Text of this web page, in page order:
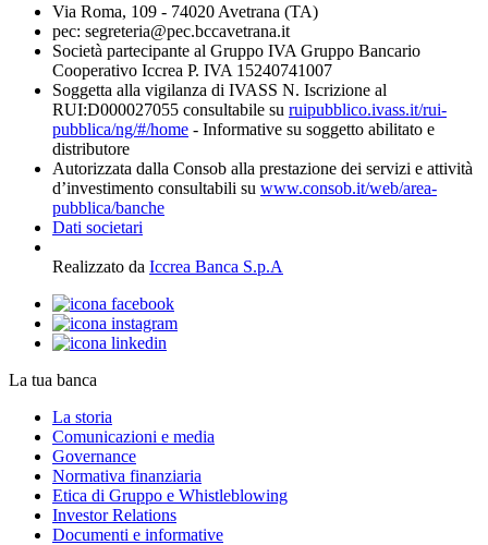
Via Roma, 109 - 74020 Avetrana (TA)
pec: segreteria@pec.bccavetrana.it
Società partecipante al Gruppo IVA Gruppo Bancario
Cooperativo Iccrea P. IVA 15240741007
Soggetta alla vigilanza di IVASS N. Iscrizione al
RUI:D000027055 consultabile su ruipubblico.ivass.it/rui-
pubblica/ng/#/home - Informative su soggetto abilitato e
distributore
Autorizzata dalla Consob alla prestazione dei servizi e attività
d’investimento consultabili su www.consob.it/web/area-
pubblica/banche
Dati societari
Realizzato da Iccrea Banca S.p.A
La tua banca
La storia
Comunicazioni e media
Governance
Normativa finanziaria
Etica di Gruppo e Whistleblowing
Investor Relations
Documenti e informative